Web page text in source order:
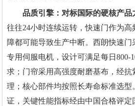
品质引擎：对标国际的硬核产品
往往24小时连续运转，快速门作为
障都可能导致生产中断。西朗快速
专用伺服电机，设计可满足每日800-
求；门帘采用高强度耐磨基布，经抗
理；核心部件均按照长寿命标准选型
证，关键性能指标经由中国合格评定